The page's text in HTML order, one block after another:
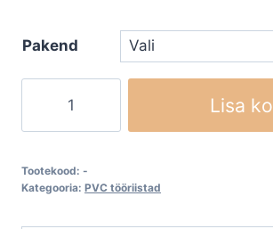
Pakend
10tk.
karbis
Lisa
Tootekood: -
Kategooria: PVC tööriistad